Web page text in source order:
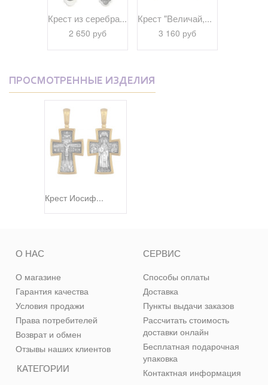
Крест из серебра...
2 650 руб
Крест "Величай,...
3 160 руб
ПРОСМОТРЕННЫЕ ИЗДЕЛИЯ
Крест Иосиф...
КАТЕГОРИИ
О НАС
О магазине
Гарантия качества
Условия продажи
Права потребителей
Возврат и обмен
Отзывы наших клиентов
СЕРВИС
Способы оплаты
Доставка
Пункты выдачи заказов
Рассчитать стоимость
доставки онлайн
Бесплатная подарочная
упаковка
Контактная информация